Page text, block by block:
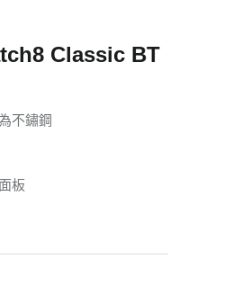
Classic BT
不鏽鋼
板